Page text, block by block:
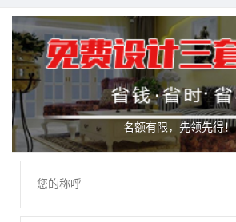
名额有限，先领先得！